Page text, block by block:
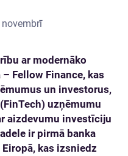
ar modernāko
Fellow Finance, kas
un investorus,
uzņēmumu
aizdevumu investīciju
ir pirmā banka
kas izsniedz